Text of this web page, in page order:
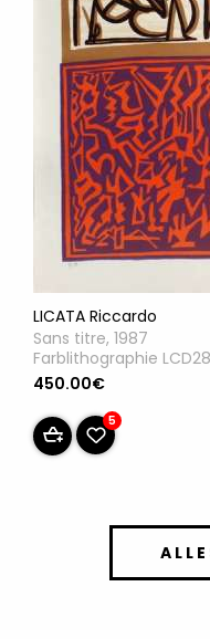
LICATA Riccardo
Sans titre, 1987
Farblithographie
450.00€
5